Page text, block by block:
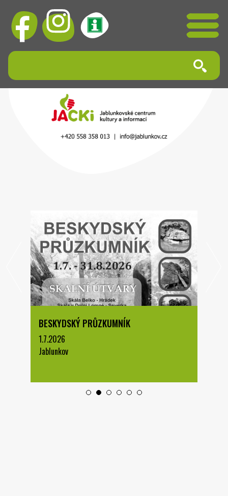
BESKYDSKÝ PRŮZKUMNÍK
1.7.2026
Jablunkov